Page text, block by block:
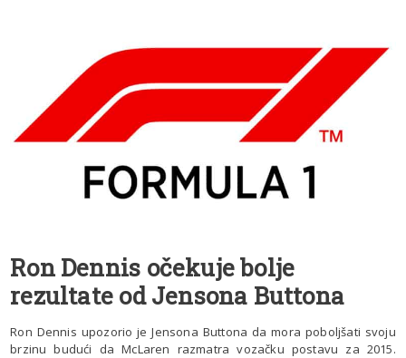
Ron Dennis očekuje bolje
rezultate od Jensona Buttona
Ron Dennis upozorio je Jensona Buttona da mora poboljšati svoju
brzinu budući da McLaren razmatra vozačku postavu za 2015.